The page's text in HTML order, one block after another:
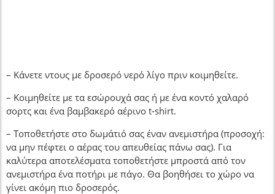
– Κάνετε ντους με δροσερό νερό λίγο πριν κοιμηθείτε.
– Κοιμηθείτε με τα εσώρουχά σας ή με ένα κοντό χαλαρό
σορτς και ένα βαμβακερό αέρινο t-shirt.
– Τοποθετήστε στο δωμάτιό σας έναν ανεμιστήρα (προσοχή:
να μην πέφτει ο αέρας του απευθείας πάνω σας). Για
καλύτερα αποτελέσματα τοποθετήστε μπροστά από τον
ανεμιστήρα ένα ποτήρι με πάγο. Θα βοηθήσει το χώρο να
γίνει ακόμη πιο δροσερός.